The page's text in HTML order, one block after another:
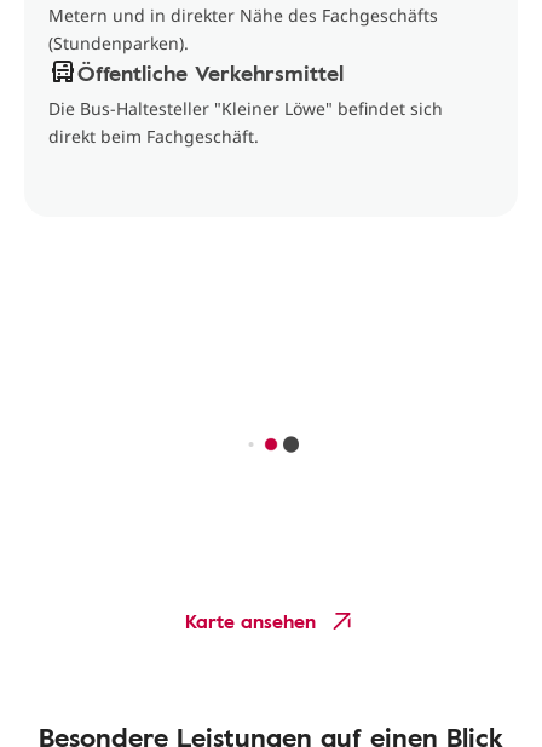
Metern und in direkter Nähe des Fachgeschäfts
(Stundenparken).
Öffentliche Verkehrsmittel
Die Bus-Haltesteller "Kleiner Löwe" befindet sich
direkt beim Fachgeschäft.
Karte ansehen
Besondere Leistungen auf einen Blick